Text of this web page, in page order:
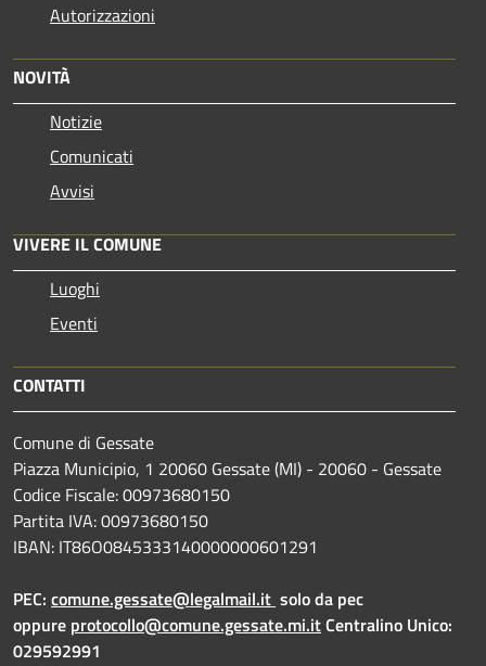
Autorizzazioni
NOVITÀ
Notizie
Comunicati
Avvisi
VIVERE IL COMUNE
Luoghi
Eventi
CONTATTI
Comune di Gessate
Piazza Municipio, 1 20060 Gessate (MI) - 20060 - Gessate
Codice Fiscale: 00973680150
Partita IVA: 00973680150
IBAN: IT86O0845333140000000601291
PEC: comune.gessate@legalmail.it solo da pec
oppure protocollo@comune.gessate.mi.itCentralino Unico:
029592991